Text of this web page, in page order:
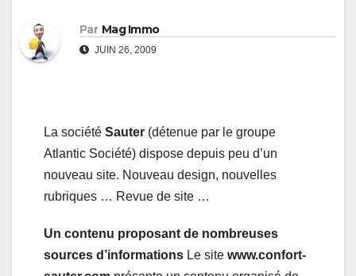
Par Mag Immo
JUIN 26, 2009
La société Sauter (détenue par le groupe
Atlantic Société) dispose depuis peu d’un
nouveau site. Nouveau design, nouvelles
rubriques … Revue de site …
Un contenu proposant de nombreuses
sources d’informations Le site www.confort-